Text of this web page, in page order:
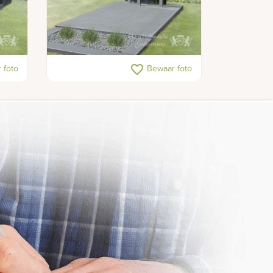
foto Grafmonument met glas
favorite_border Bewaar foto